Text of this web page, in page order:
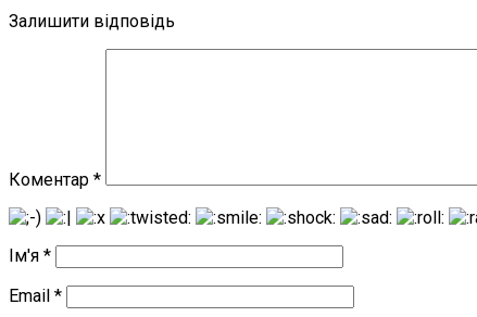
Залишити відповідь
Коментар *
Ім'я *
Email *